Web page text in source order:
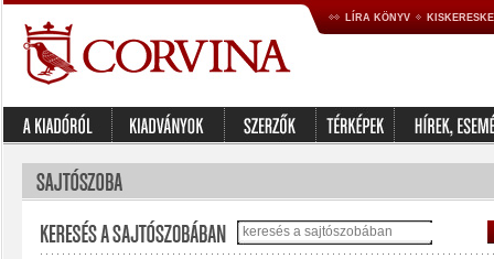
LÍRA KÖNYV